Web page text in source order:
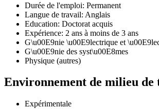
Durée de l'emploi: Permanent
Langue de travail: Anglais
Education: Doctorat acquis
Expérience: 2 ans à moins de 3 ans
G\u00E9nie \u00E9lectrique et
G\u00E9nie des syst\u00E8mes
Physique (autres)
Environnement de milieu
Expérimentale